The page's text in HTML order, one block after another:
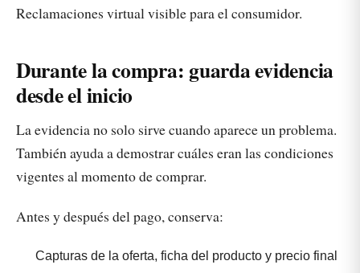
Reclamaciones virtual visible para el consumidor.
Durante la compra: guarda evidencia
desde el inicio
La evidencia no solo sirve cuando aparece un problema.
También ayuda a demostrar cuáles eran las condiciones
vigentes al momento de comprar.
Antes y después del pago, conserva:
Capturas de la oferta, ficha del producto y precio final